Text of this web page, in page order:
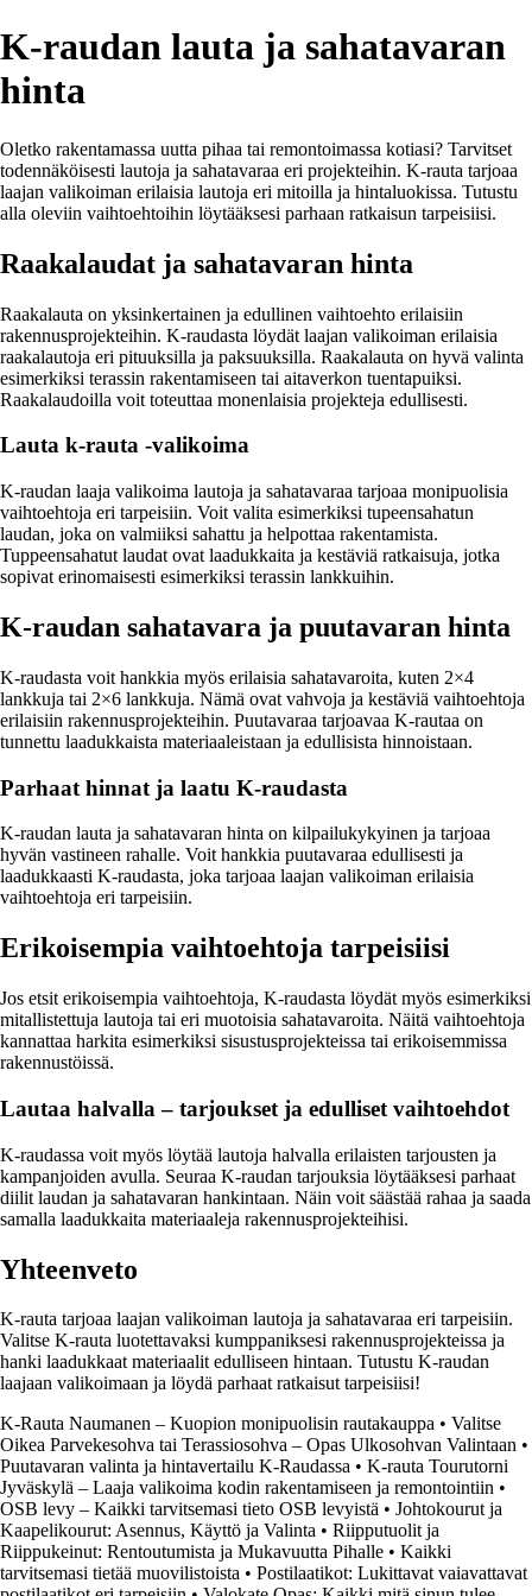
K-raudan lauta ja sahatavaran
hinta
Oletko rakentamassa uutta pihaa tai remontoimassa kotiasi? Tarvitset
todennäköisesti lautoja ja sahatavaraa eri projekteihin. K-rauta tarjoaa
laajan valikoiman erilaisia lautoja eri mitoilla ja hintaluokissa. Tutustu
alla oleviin vaihtoehtoihin löytääksesi parhaan ratkaisun tarpeisiisi.
Raakalaudat ja sahatavaran hinta
Raakalauta on yksinkertainen ja edullinen vaihtoehto erilaisiin
rakennusprojekteihin. K-raudasta löydät laajan valikoiman erilaisia
raakalautoja eri pituuksilla ja paksuuksilla. Raakalauta on hyvä valinta
esimerkiksi terassin rakentamiseen tai aitaverkon tuentapuiksi.
Raakalaudoilla voit toteuttaa monenlaisia projekteja edullisesti.
Lauta k-rauta -valikoima
K-raudan laaja valikoima lautoja ja sahatavaraa tarjoaa monipuolisia
vaihtoehtoja eri tarpeisiin. Voit valita esimerkiksi tupeensahatun
laudan, joka on valmiiksi sahattu ja helpottaa rakentamista.
Tuppeensahatut laudat ovat laadukkaita ja kestäviä ratkaisuja, jotka
sopivat erinomaisesti esimerkiksi terassin lankkuihin.
K-raudan sahatavara ja puutavaran hinta
K-raudasta voit hankkia myös erilaisia sahatavaroita, kuten 2×4
lankkuja tai 2×6 lankkuja. Nämä ovat vahvoja ja kestäviä vaihtoehtoja
erilaisiin rakennusprojekteihin. Puutavaraa tarjoavaa K-rautaa on
tunnettu laadukkaista materiaaleistaan ja edullisista hinnoistaan.
Parhaat hinnat ja laatu K-raudasta
K-raudan lauta ja sahatavaran hinta on kilpailukykyinen ja tarjoaa
hyvän vastineen rahalle. Voit hankkia puutavaraa edullisesti ja
laadukkaasti K-raudasta, joka tarjoaa laajan valikoiman erilaisia
vaihtoehtoja eri tarpeisiin.
Erikoisempia vaihtoehtoja tarpeisiisi
Jos etsit erikoisempia vaihtoehtoja, K-raudasta löydät myös esimerkiksi
mitallistettuja lautoja tai eri muotoisia sahatavaroita. Näitä vaihtoehtoja
kannattaa harkita esimerkiksi sisustusprojekteissa tai erikoisemmissa
rakennustöissä.
Lautaa halvalla – tarjoukset ja edulliset vaihtoehdot
K-raudassa voit myös löytää lautoja halvalla erilaisten tarjousten ja
kampanjoiden avulla. Seuraa K-raudan tarjouksia löytääksesi parhaat
diilit laudan ja sahatavaran hankintaan. Näin voit säästää rahaa ja saada
samalla laadukkaita materiaaleja rakennusprojekteihisi.
Yhteenveto
K-rauta tarjoaa laajan valikoiman lautoja ja sahatavaraa eri tarpeisiin.
Valitse K-rauta luotettavaksi kumppaniksesi rakennusprojekteissa ja
hanki laadukkaat materiaalit edulliseen hintaan. Tutustu K-raudan
laajaan valikoimaan ja löydä parhaat ratkaisut tarpeisiisi!
K-Rauta Naumanen – Kuopion monipuolisin rautakauppa • Valitse
Oikea Parvekesohva tai Terassiosohva – Opas Ulkosohvan Valintaan •
Puutavaran valinta ja hintavertailu K-Raudassa • K-rauta Tourutorni
Jyväskylä – Laaja valikoima kodin rakentamiseen ja remontointiin •
OSB levy – Kaikki tarvitsemasi tieto OSB levyistä • Johtokourut ja
Kaapelikourut: Asennus, Käyttö ja Valinta • Riipputuolit ja
Riippukeinut: Rentoutumista ja Mukavuutta Pihalle • Kaikki
tarvitsemasi tietää muovilistoista • Postilaatikot: Lukittavat vaiavattavat